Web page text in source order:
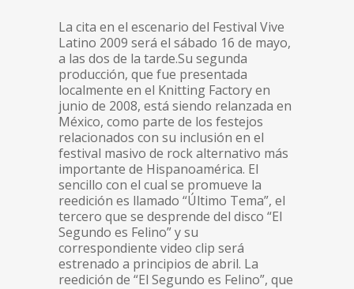
La cita en el escenario del Festival Vive
Latino 2009 será el sábado 16 de mayo,
a las dos de la tarde.Su segunda
producción, que fue presentada
localmente en el Knitting Factory en
junio de 2008, está siendo relanzada en
México, como parte de los festejos
relacionados con su inclusión en el
festival masivo de rock alternativo más
importante de Hispanoamérica. El
sencillo con el cual se promueve la
reedición es llamado “Último Tema”, el
tercero que se desprende del disco “El
Segundo es Felino” y su
correspondiente video clip será
estrenado a principios de abril. La
reedición de “El Segundo es Felino”, que